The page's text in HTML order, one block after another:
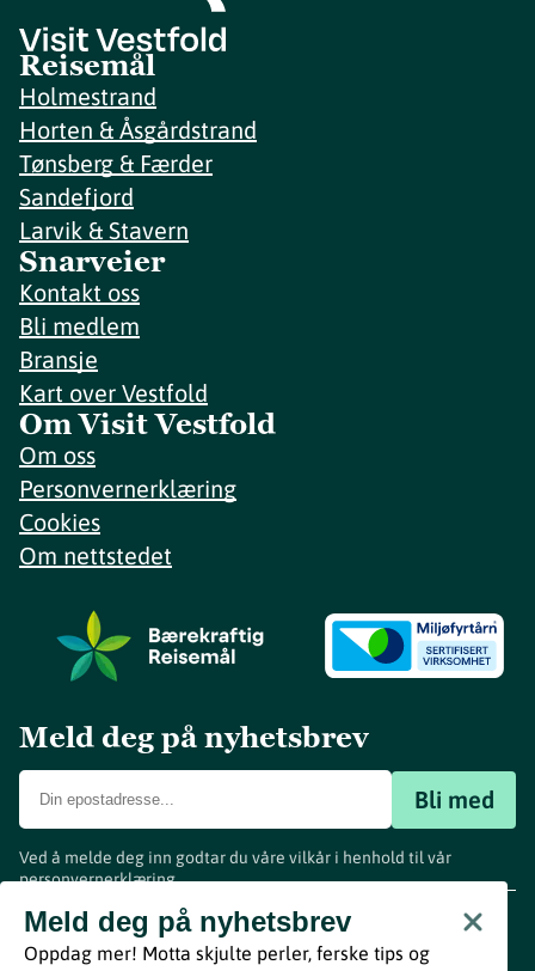
Reisemål
Holmestrand
Horten & Åsgårdstrand
Tønsberg & Færder
Sandefjord
Larvik & Stavern
Snarveier
Kontakt oss
Bli medlem
Bransje
Kart over Vestfold
Om Visit Vestfold
Om oss
Personvernerklæring
Cookies
Om nettstedet
Meld deg på nyhetsbrev
Bli med
Ved å melde deg inn godtar du våre vilkår i henhold til vår
personvernerklæring.
Meld deg på nyhetsbrev
Oppdag mer! Motta skjulte perler, ferske tips og
www.visitvestfold.com
Turistinformasjon